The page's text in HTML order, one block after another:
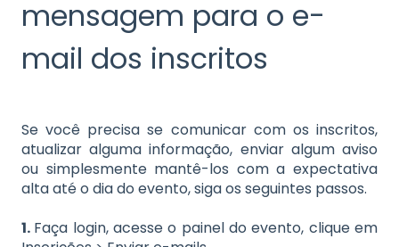
mensagem para o e-
mail dos inscritos
Se você precisa se comunicar com os inscritos,
atualizar alguma informação, enviar algum aviso
ou simplesmente mantê-los com a expectativa
alta até o dia do evento, siga os seguintes passos.
1. Faça login, acesse o painel do evento, clique em